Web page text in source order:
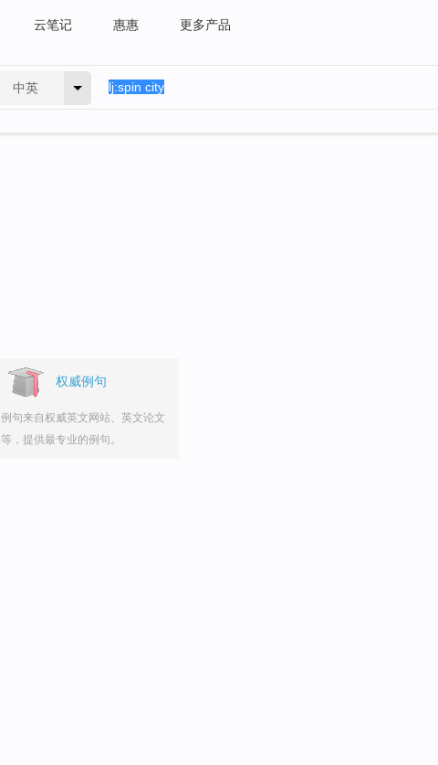
云笔记 惠惠 更多产品
中英
权威例句
例句来自权威英文网站、英文论文
等，提供最专业的例句。